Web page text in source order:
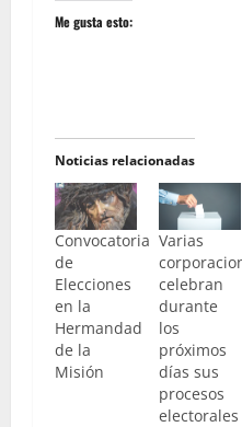
Me gusta esto:
Noticias relacionadas
Convocatoria
de
Elecciones
en la
Hermandad
de la
Misión
Varias
celebran
durante
los
próximos
días sus
procesos
electorales